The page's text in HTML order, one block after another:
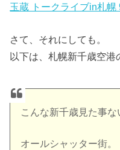
玉蔵 トークライブin札幌
さて、それにしても。
以下は、札幌新千歳空港
こんな新千歳見た事な
オールシャッター街。